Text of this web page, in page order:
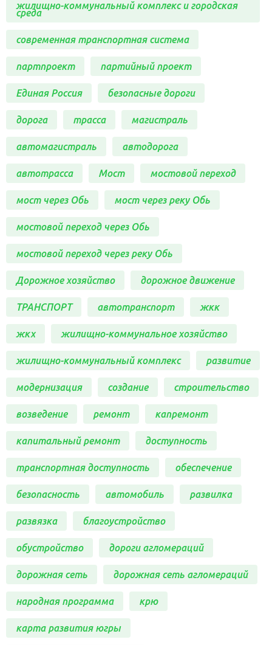
жилищно-коммунальный комплекс и городская
среда
современная транспортная система
партпроект партийный проект
Единая Россия безопасные дороги
дорога трасса магистраль
автомагистраль автодорога
автотрасса Мост мостовой переход
мост через Обь мост через реку Обь
мостовой переход через Обь
мостовой переход через реку Обь
Дорожное хозяйство дорожное движение
ТРАНСПОРТ автотранспорт жкк
жкх жилищно-коммунальное хозяйство
жилищно-коммунальный комплекс развитие
модернизация создание строительство
возведение ремонт капремонт
капитальный ремонт доступность
транспортная доступность обеспечение
безопасность автомобиль развилка
развязка благоустройство
обустройство дороги агломераций
дорожная сеть дорожная сеть агломераций
народная программа крю
карта развития югры